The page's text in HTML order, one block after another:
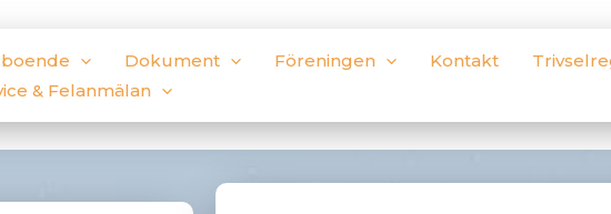
Dokument Föreningen Kontakt
& Felanmälan